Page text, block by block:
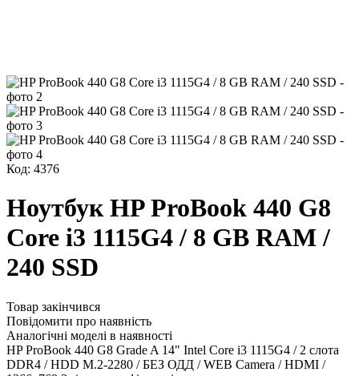
Код: 4376
Ноутбук HP ProBook 440 G8
Core i3 1115G4 / 8 GB RAM /
240 SSD
Товар закінчився
Повідомити про наявність
Аналогічні моделі в наявності
HP ProBook 440 G8 Grade A 14" Intel Core i3 1115G4 / 2 слота
DDR4 / HDD M.2-2280 / БЕЗ ОДД / WEB Camera / HDMI /